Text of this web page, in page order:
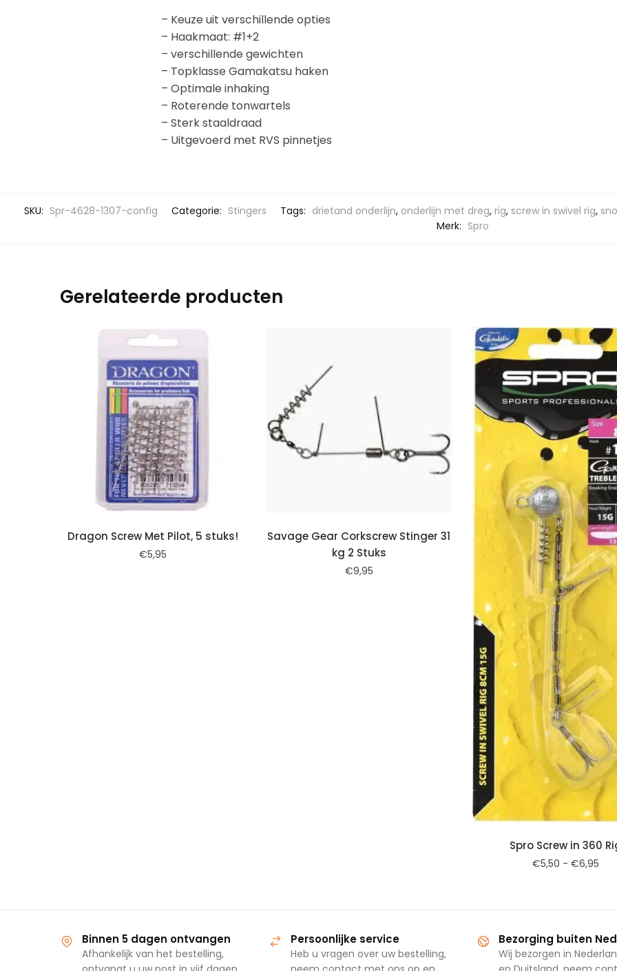
– Keuze uit verschillende opties
– Haakmaat: #1+2
– verschillende gewichten
– Topklasse Gamakatsu haken
– Optimale inhaking
– Roterende tonwartels
– Sterk staaldraad
– Uitgevoerd met RVS pinnetjes
SKU: Spr-4628-1307-config Categorie: Stingers Tags: drietand onderlijn, onderlijn met dreg, rig, screw in swivel rig,
Merk: Spro
Gerelateerde producten
Dragon Screw Met Pilot, 5 stuks!
€5,95
Savage Gear Corkscrew Stinger 31
kg 2 Stuks
€9,95
Spro Screw in 360
€5,50 - €6,95
Binnen 5 dagen ontvangen
Afhankelijk van het bestelling,
Persoonlijke service
Heb u vragen over uw bestelling,
Bezorging buiten
Wij bezorgen in